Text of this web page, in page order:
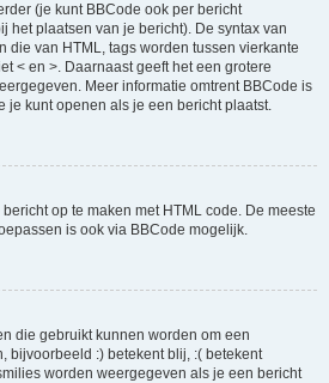
(je kunt BBCode ook per bericht
het plaatsen van je bericht). De syntax van
die van HTML, tags worden tussen vierkante
< en >. Daarnaast geeft het een grotere
Meer informatie omtrent BBCode is
je kunt openen als je een bericht plaatst.
op te maken met HTML code. De meeste
is ook via BBCode mogelijk.
die gebruikt kunnen worden om een
bijvoorbeeld :) betekent blij, :( betekent
worden weergegeven als je een bericht